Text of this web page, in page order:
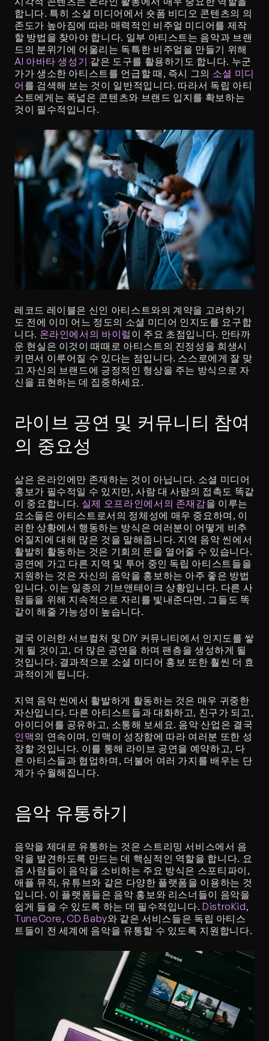
합니다. 특히 소셜 미디어에서 숏폼 비디오 콘텐츠의 의
존도가 높아짐에 따라 매력적인 비주얼 미디어를 제작
할 방법을 찾아야 합니다. 일부 아티스트는 음악과 브랜
AI 아바타 생성기 같은 도구를 활용하기도 합니다. 누군
가가 생소한 아티스트를 언급할 때, 즉시 그의 소셜 미디
어 를 검색해 보는 것이 일반적입니다. 따라서 독립 아티
스트에게는 폭넓은 콘텐츠와 브랜드 입지를 확보하는
것이 필수적입니다.
레코드 레이블은 신인 아티스트와의 계약을 고려하기
도 전에 이미 어느 정도의 소셜 미디어 인지도를 요구합
니다. 온라인에서의 바이럴 이 주요 초점입니다. 안타까
운 현실은 이것이 때때로 아티스트의 진정성을 희생시
키면서 이루어질 수 있다는 점입니다. 스스로에게 잘 맞
고 자신의 브랜드에 긍정적인 형상을 주는 방식으로 자
신을 표현하는 데 집중하세요.
라이브 공연 및 커뮤니티 참여
의 중요성
삶은 온라인에만 존재하는 것이 아닙니다. 소셜 미디어
홍보가 필수적일 수 있지만, 사람 대 사람의 접촉도 똑같
이 중요합니다. 실제 오프라인에서의 존재감을 이루는
요소들은 아티스트로서의 정체성에 매우 중요하며, 이
러한 상황에서 행동하는 방식은 여러분이 어떻게 비추
어질지에 대해 많은 것을 말해줍니다. 지역 음악 씬에서
활발히 활동하는 것은 기회의 문을 열어줄 수 있습니다.
공연에 가고 다른 지역 및 투어 중인 독립 아티스트들을
지원하는 것은 자신의 음악을 홍보하는 아주 좋은 방법
입니다. 이는 일종의 기브앤테이크 상황입니다. 다른 사
람들을 위해 지속적으로 자리를 빛내준다면, 그들도 똑
같이 해줄 가능성이 높습니다.
결국 이러한 서브컬처 및 DIY 커뮤니티에서 인지도를 쌓
게 될 것이고, 더 많은 공연을 하며 팬층을 생성하게 될
것입니다. 결과적으로 소셜 미디어 홍보 또한 훨씬 더 효
과적이게 됩니다.
지역 음악 씬에서 활발하게 활동하는 것은 매우 귀중한
자산입니다. 다른 아티스트들과 대화하고, 친구가 되고,
인맥의 연속이며, 인맥이 성장함에 따라 여러분 또한 성
장할 것입니다. 이를 통해 라이브 공연을 예약하고, 다
른 아티스들과 협업하며, 더불어 여러 가지를 배우는 단
계가 수월해집니다.
음악 유통하기
음악을 제대로 유통하는 것은 스트리밍 서비스에서 음
악을 발견하도록 만드는 데 핵심적인 역할을 합니다. 요
즘 사람들이 음악을 소비하는 주요 방식은 스포티파이,
애플 뮤직, 유튜브와 같은 다양한 플랫폼을 이용하는 것
입니다. 이 플랫폼들은 음악 홍보와 리스너들이 음악을
쉽게 들을 수 있도록 하는 데 필수적입니다. DistroKid
TuneCore, CD Baby와 같은 서비스들은 독립 아티스
트들이 전 세계에 음악을 유통할 수 있도록 지원합니다.